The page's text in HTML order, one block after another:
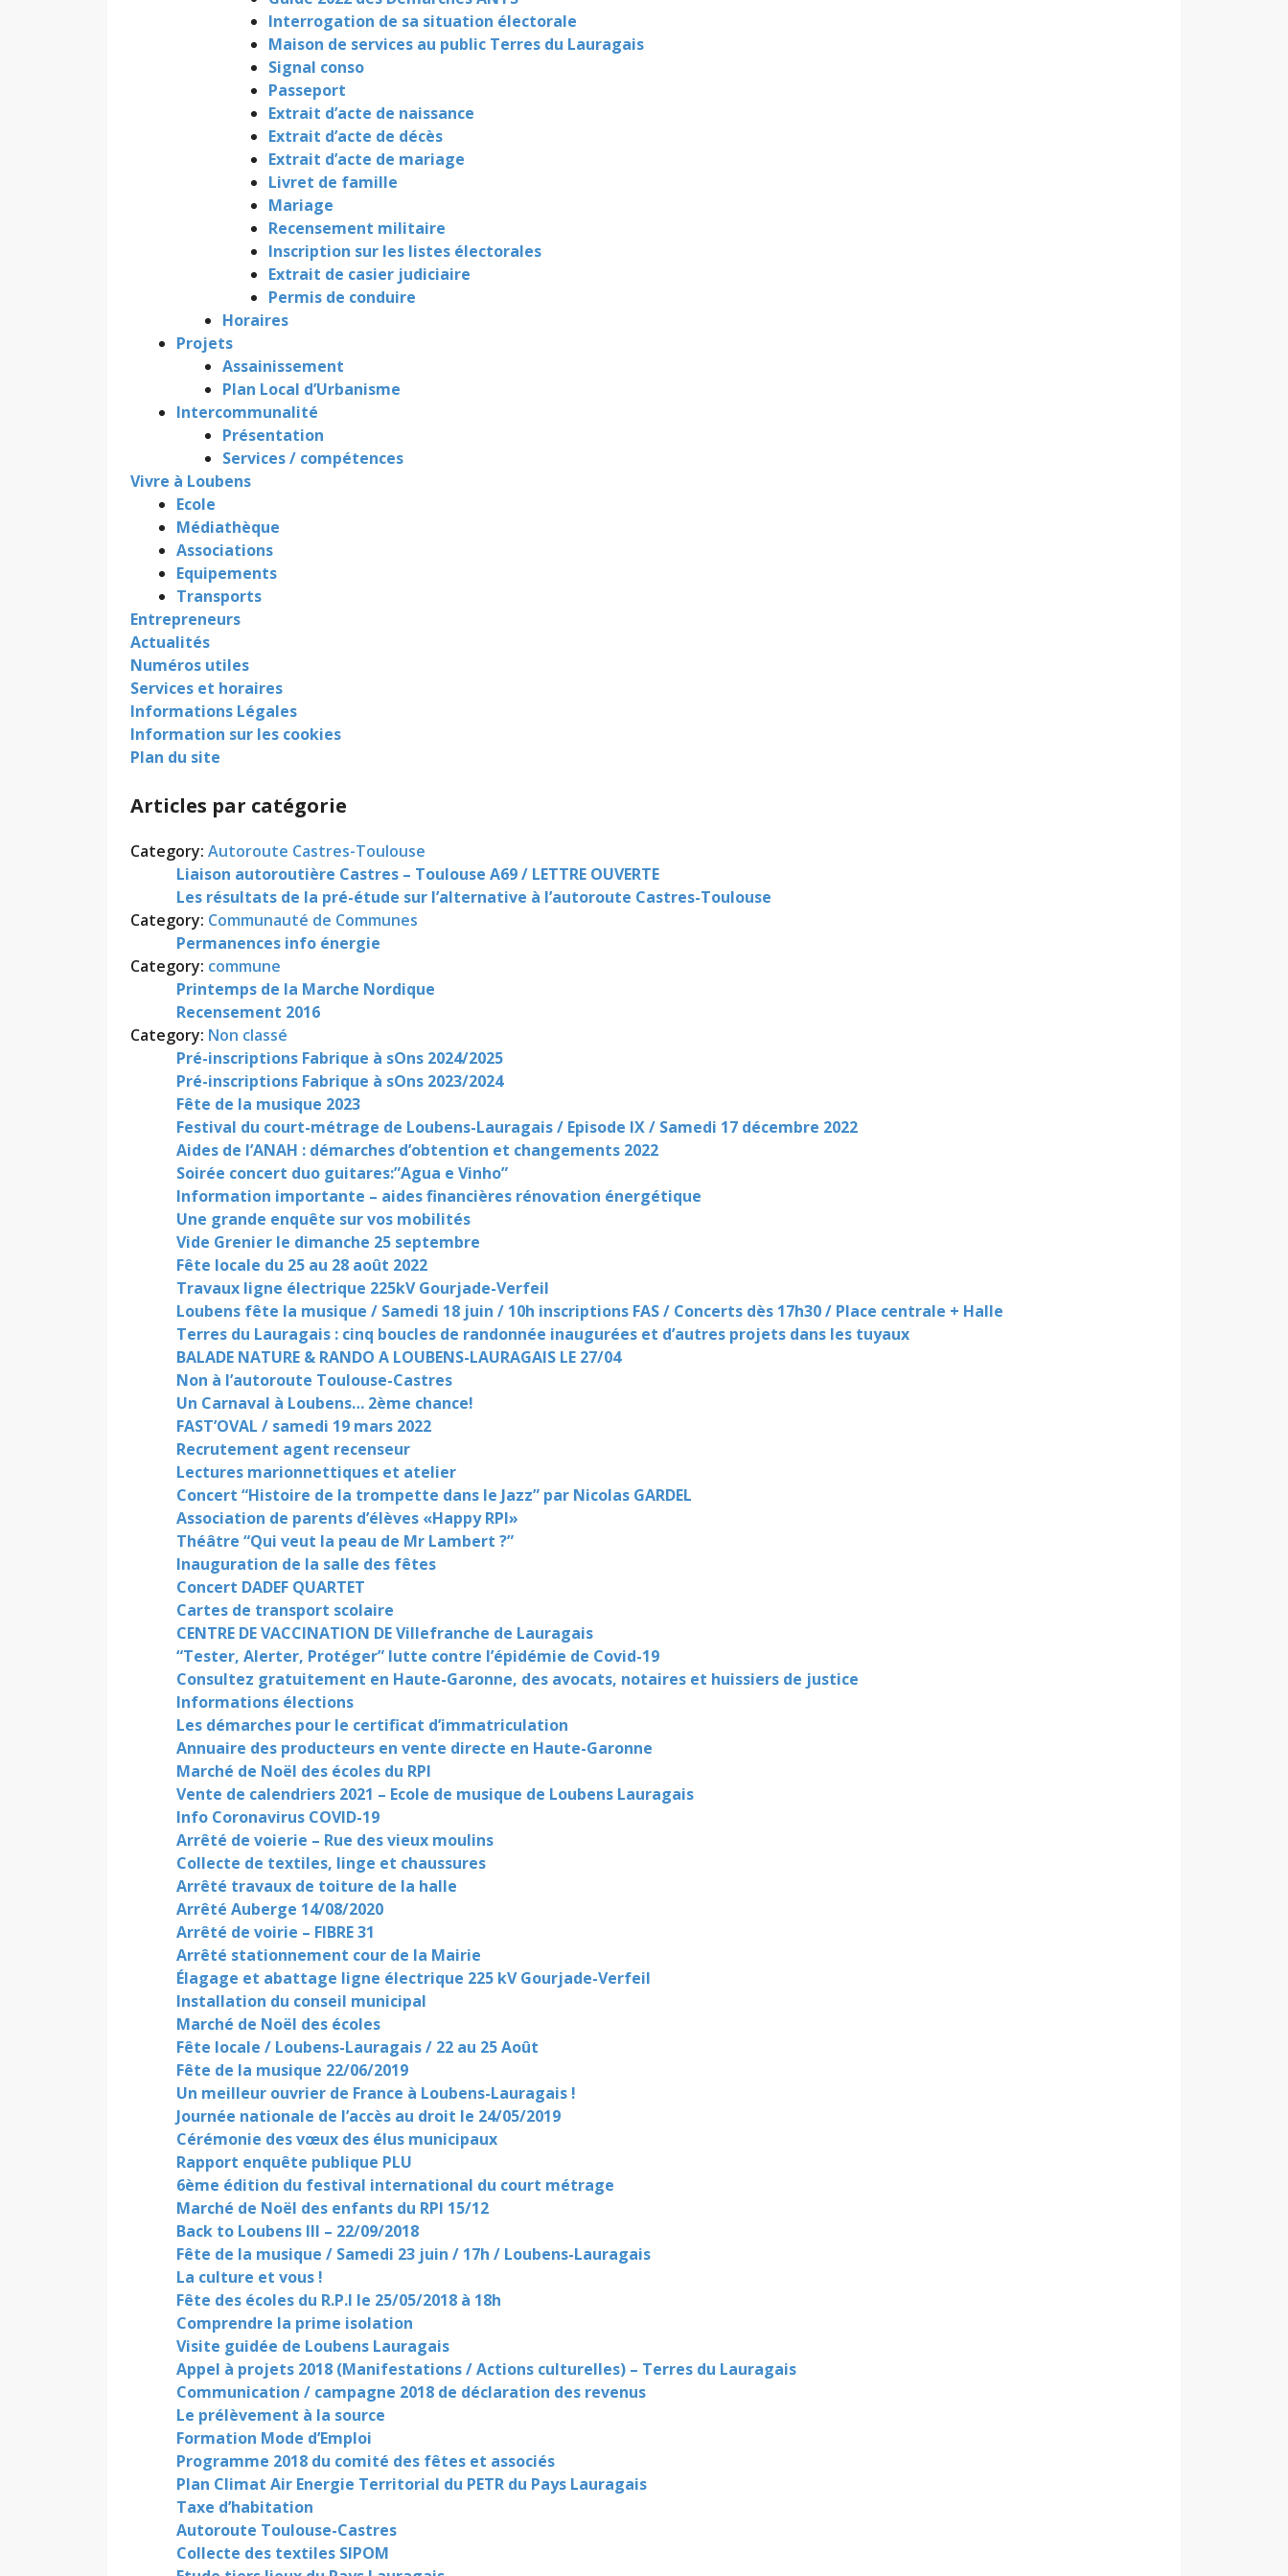
Interrogation de sa situation électorale
Maison de services au public Terres du Lauragais
Signal conso
Passeport
Extrait d’acte de naissance
Extrait d’acte de décès
Extrait d’acte de mariage
Livret de famille
Mariage
Recensement militaire
Inscription sur les listes électorales
Extrait de casier judiciaire
Permis de conduire
Horaires
Projets
Assainissement
Plan Local d’Urbanisme
Intercommunalité
Présentation
Services / compétences
Vivre à Loubens
Ecole
Médiathèque
Associations
Equipements
Transports
Entrepreneurs
Actualités
Numéros utiles
Services et horaires
Informations Légales
Information sur les cookies
Plan du site
Articles par catégorie
Category: Autoroute Castres-Toulouse
Liaison autoroutière Castres – Toulouse A69 / LETTRE OUVERTE
Les résultats de la pré-étude sur l’alternative à l’autoroute Castres-Toulouse
Category: Communauté de Communes
Permanences info énergie
Category: commune
Printemps de la Marche Nordique
Recensement 2016
Category: Non classé
Pré-inscriptions Fabrique à sOns 2024/2025
Pré-inscriptions Fabrique à sOns 2023/2024
Fête de la musique 2023
Festival du court-métrage de Loubens-Lauragais / Episode IX / Samedi 17 décembre 2022
Aides de l’ANAH : démarches d’obtention et changements 2022
Soirée concert duo guitares:”Agua e Vinho”
Information importante – aides financières rénovation énergétique
Une grande enquête sur vos mobilités
Vide Grenier le dimanche 25 septembre
Fête locale du 25 au 28 août 2022
Travaux ligne électrique 225kV Gourjade-Verfeil
Loubens fête la musique / Samedi 18 juin / 10h inscriptions FAS / Concerts dès 17h30 / Place centrale + Halle
Terres du Lauragais : cinq boucles de randonnée inaugurées et d’autres projets dans les tuyaux
BALADE NATURE & RANDO A LOUBENS-LAURAGAIS LE 27/04
Non à l’autoroute Toulouse-Castres
Un Carnaval à Loubens… 2ème chance!
FAST’OVAL / samedi 19 mars 2022
Recrutement agent recenseur
Lectures marionnettiques et atelier
Concert “Histoire de la trompette dans le Jazz” par Nicolas GARDEL
Association de parents d’élèves «Happy RPI»
Théâtre “Qui veut la peau de Mr Lambert ?”
Inauguration de la salle des fêtes
Concert DADEF QUARTET
Cartes de transport scolaire
CENTRE DE VACCINATION DE Villefranche de Lauragais
“Tester, Alerter, Protéger” lutte contre l’épidémie de Covid-19
Consultez gratuitement en Haute-Garonne, des avocats, notaires et huissiers de justice
Informations élections
Les démarches pour le certificat d’immatriculation
Annuaire des producteurs en vente directe en Haute-Garonne
Marché de Noël des écoles du RPI
Vente de calendriers 2021 – Ecole de musique de Loubens Lauragais
Info Coronavirus COVID-19
Arrêté de voierie – Rue des vieux moulins
Collecte de textiles, linge et chaussures
Arrêté travaux de toiture de la halle
Arrêté Auberge 14/08/2020
Arrêté de voirie – FIBRE 31
Arrêté stationnement cour de la Mairie
Élagage et abattage ligne électrique 225 kV Gourjade-Verfeil
Installation du conseil municipal
Marché de Noël des écoles
Fête locale / Loubens-Lauragais / 22 au 25 Août
Fête de la musique 22/06/2019
Un meilleur ouvrier de France à Loubens-Lauragais !
Journée nationale de l’accès au droit le 24/05/2019
Cérémonie des vœux des élus municipaux
Rapport enquête publique PLU
6ème édition du festival international du court métrage
Marché de Noël des enfants du RPI 15/12
Back to Loubens III – 22/09/2018
Fête de la musique / Samedi 23 juin / 17h / Loubens-Lauragais
La culture et vous !
Fête des écoles du R.P.I le 25/05/2018 à 18h
Comprendre la prime isolation
Visite guidée de Loubens Lauragais
Appel à projets 2018 (Manifestations / Actions culturelles) – Terres du Lauragais
Communication / campagne 2018 de déclaration des revenus
Le prélèvement à la source
Formation Mode d’Emploi
Programme 2018 du comité des fêtes et associés
Plan Climat Air Energie Territorial du PETR du Pays Lauragais
Taxe d’habitation
Autoroute Toulouse-Castres
Collecte des textiles SIPOM